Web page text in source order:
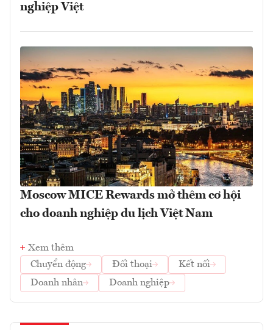
nghiệp Việt
Moscow MICE Rewards mở thêm cơ hội
cho doanh nghiệp du lịch Việt Nam
Xem thêm
Chuyển động
Đối thoại
Kết nối
Doanh nhân
Doanh nghiệp